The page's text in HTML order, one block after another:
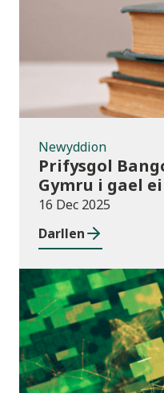
Newyddion
Prifysgol
Gymru i gael
arferion gorau
deillio
16 Dec 2025
Darllen